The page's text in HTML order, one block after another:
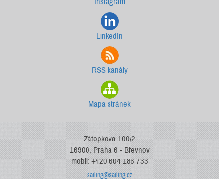
Instagram
LinkedIn
RSS kanály
Mapa stránek
Zátopkova 100/2
16900, Praha 6 - Břevnov
mobil: +420 604 186 733
sailing@sailing.cz